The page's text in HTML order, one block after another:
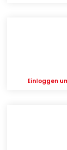
Einloggen